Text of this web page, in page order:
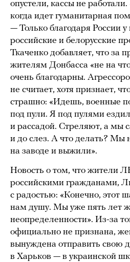
опустели, кассы не
когда идет гуманитарная
— Только благодаря России у
российские и белорусские
Ткаченко добавляет, что за
жителям Донбасса «не на
очень благодарны.
не считает, хотя признает,
страшно: «Идешь, военные
под пули. Я под пулями
и рассадой. Стреляют, а мы
и до слез. А что делать? Мы
на заводе и выжили».
Новость о том, что жители
российскими гражданами,
с радостью: «Конечно, этот
нам душу. Мы уже пять лет
неопределенности». Из-за
официально не признана,
вынуждена отправить свою
в Харьков — в украинской